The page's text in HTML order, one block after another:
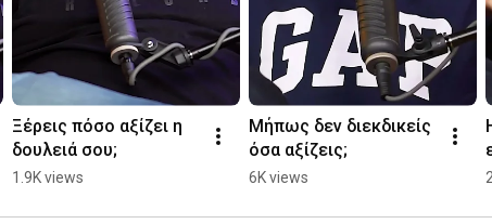
Ξέρεις πόσο αξίζει η
δουλειά σου;
1.9K views
Μήπως δεν διεκδικείς
όσα αξίζεις;
6K views